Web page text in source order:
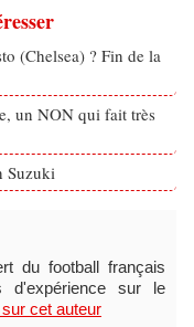
(Chelsea) ? Fin de la
un NON qui fait très
Suzuki
du football français
sur le
cet auteur